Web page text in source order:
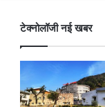
टेक्नोलॉजी नई खबर